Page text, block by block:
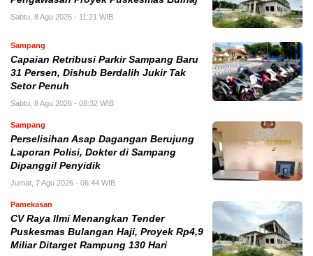
Sabtu, 8 Agu 2026 - 11:21 WIB
Sampang
Capaian Retribusi Parkir Sampang Baru
31 Persen, Dishub Berdalih Jukir Tak
Setor Penuh
Sabtu, 8 Agu 2026 - 08:32 WIB
Sampang
Perselisihan Asap Dagangan Berujung
Laporan Polisi, Dokter di Sampang
Dipanggil Penyidik
Jumat, 7 Agu 2026 - 06:44 WIB
Pamekasan
CV Raya Ilmi Menangkan Tender
Puskesmas Bulangan Haji, Proyek Rp4,9
Miliar Ditarget Rampung 130 Hari